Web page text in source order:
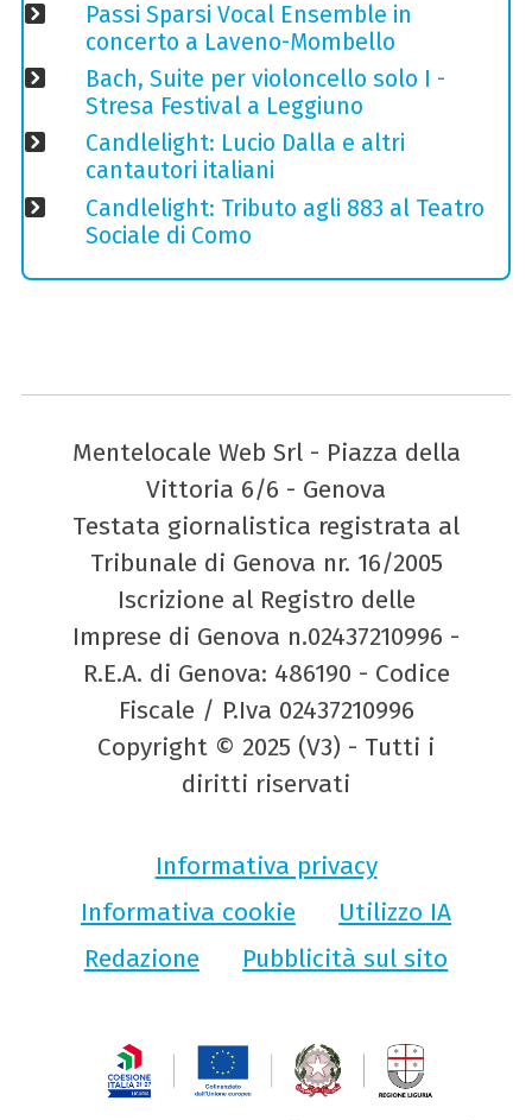
Passi Sparsi Vocal Ensemble in
concerto a Laveno-Mombello
Bach, Suite per violoncello solo I -
Stresa Festival a Leggiuno
Candlelight: Lucio Dalla e altri
cantautori italiani
Candlelight: Tributo agli 883 al Teatro
Sociale di Como
Mentelocale Web Srl - Piazza della
Vittoria 6/6 - Genova
Testata giornalistica registrata al
Tribunale di Genova nr. 16/2005
Iscrizione al Registro delle
Imprese di Genova n.02437210996 -
R.E.A. di Genova: 486190 - Codice
Fiscale / P.Iva 02437210996
Copyright © 2025 (V3) - Tutti i
diritti riservati
Informativa privacy
Informativa cookie
Utilizzo IA
Redazione
Pubblicità sul sito